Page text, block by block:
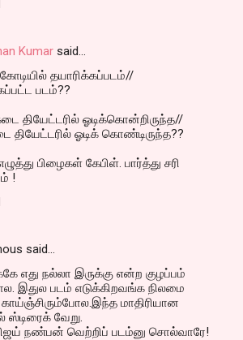
Kumar said…
தயாரிக்கப்படம்//
படம்??
தியேட்டரில் ஓடிக்கொன்றிருந்த//
தியேட்டரில் ஓடிக் கொண்டிருந்த??
பிழைகள் கேபிள். பார்த்து சரி
!
said…
எது நல்லா இருக்கு என்ற குழப்பம்
இதுல படம் எடுக்கிறவங்க நிலமை
மாதிரியான
ஸ்டிரைக் வேறு.
நண்பன் வெற்றிப் படம்னு சொல்வாரே!